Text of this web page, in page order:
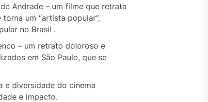
Andrade – um filme que retrata
um “artista popular”,
no Brasil .
– um retrato doloroso e
em São Paulo, que se
e diversidade do cinema
e impacto.